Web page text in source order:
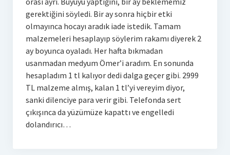
gerektiğini söyledi. Bir ay sonra hiçbir etki
olmayınca hocayı aradık iade istedik. Tamam
malzemeleri hesaplayıp söylerim rakamı diyerek 2
ay boyunca oyaladı. Her hafta bıkmadan
usanmadan medyum Ömer’i aradım. En sonunda
hesapladım 1 tl kalıyor dedi dalga geçer gibi. 2999
TL malzeme almış, kalan 1 tl’yi vereyim diyor,
sanki dilenciye para verir gibi. Telefonda sert
çıkışınca da yüzümüze kapattı ve engelledi
dolandırıcı…